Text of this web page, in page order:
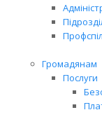
Громадянам
Послуги